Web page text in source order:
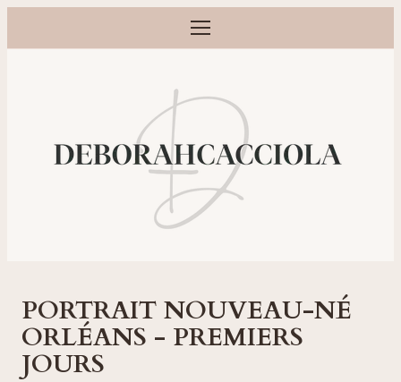
Ouvrir le menu
Photographe grossesse, naissance, bébé et famille à Orléans
PORTRAIT NOUVEAU-NÉ
ORLÉANS - PREMIERS
JOURS